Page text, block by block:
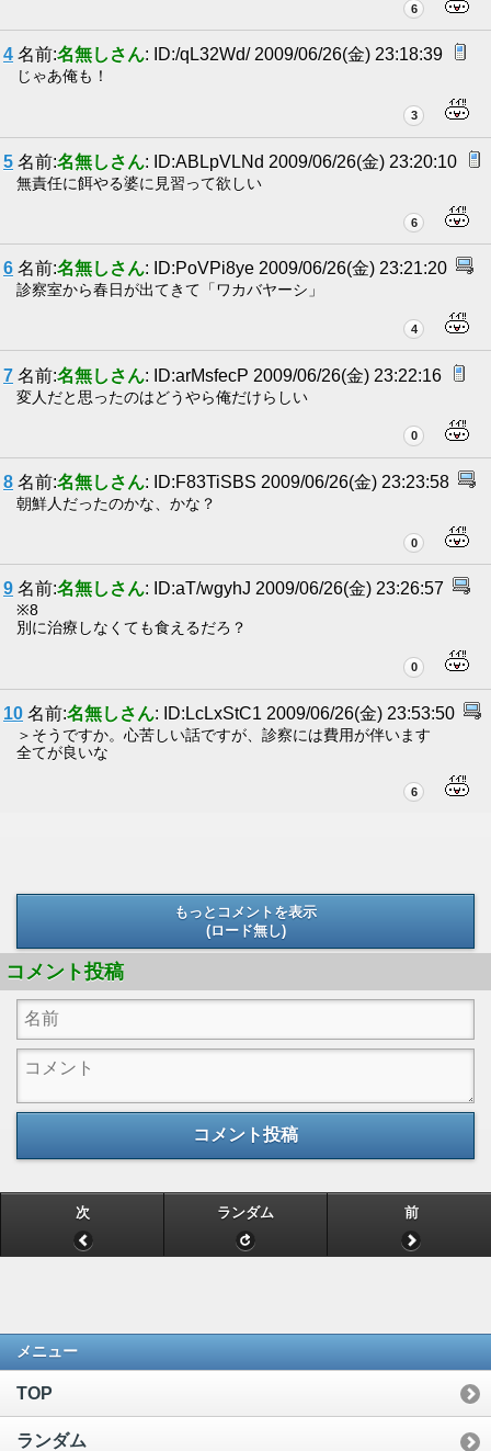
6
4 名前:名無しさん: ID:/qL32Wd/ 2009/06/26(金) 23:18:39
じゃあ俺も！
3
5 名前:名無しさん: ID:ABLpVLNd 2009/06/26(金) 23:20:10
無責任に餌やる婆に見習って欲しい
6
6 名前:名無しさん: ID:PoVPi8ye 2009/06/26(金) 23:21:20
診察室から春日が出てきて「ワカバヤーシ」
4
7 名前:名無しさん: ID:arMsfecP 2009/06/26(金) 23:22:16
変人だと思ったのはどうやら俺だけらしい
0
8 名前:名無しさん: ID:F83TiSBS 2009/06/26(金) 23:23:58
朝鮮人だったのかな、かな？
0
9 名前:名無しさん: ID:aT/wgyhJ 2009/06/26(金) 23:26:57
※8
別に治療しなくても食えるだろ？
0
10 名前:名無しさん: ID:LcLxStC1 2009/06/26(金) 23:53:50
＞そうですか。心苦しい話ですが、診察には費用が伴います
全てが良いな
6
もっとコメントを表示
(ロード無し)
コメント投稿
コメント投稿
次 ランダム 前
メニュー
TOP
ランダム